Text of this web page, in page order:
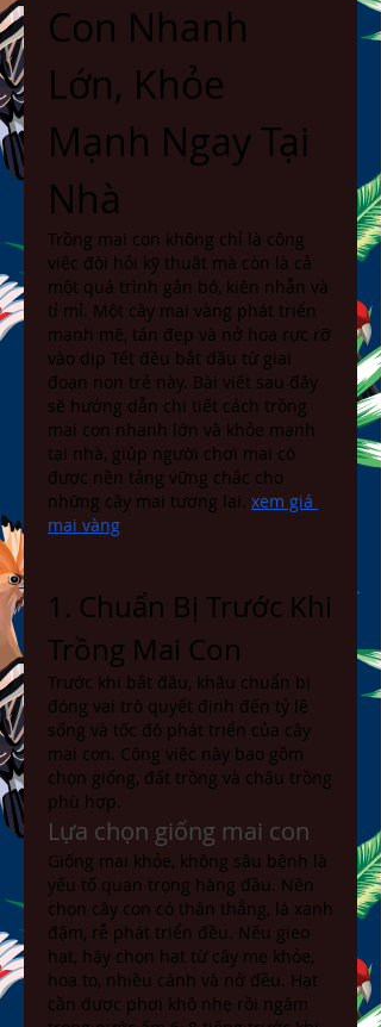
Con Nhanh
Lớn, Khỏe
Mạnh Ngay Tại
Nhà
Trồng mai con không chỉ là công
việc đòi hỏi kỹ thuật mà còn là cả
một quá trình gắn bó, kiên nhẫn và
tỉ mỉ. Một cây mai vàng phát triển
mạnh mẽ, tán đẹp và nở hoa rực rỡ
vào dịp Tết đều bắt đầu từ giai
đoạn non trẻ này. Bài viết sau đây
sẽ hướng dẫn chi tiết cách trồng
mai con nhanh lớn và khỏe mạnh
tại nhà, giúp người chơi mai có
được nền tảng vững chắc cho
những cây mai tương lai. xem giá
mai vàng
1. Chuẩn Bị Trước Khi
Trồng Mai Con
Trước khi bắt đầu, khâu chuẩn bị
đóng vai trò quyết định đến tỷ lệ
sống và tốc độ phát triển của cây
mai con. Công việc này bao gồm
chọn giống, đất trồng và chậu trồng
phù hợp.
Lựa chọn giống mai con
Giống mai khỏe, không sâu bệnh là
yếu tố quan trọng hàng đầu. Nên
chọn cây con có thân thẳng, lá xanh
đậm, rễ phát triển đều. Nếu gieo
hạt, hãy chọn hạt từ cây mẹ khỏe,
hoa to, nhiều cánh và nở đều. Hạt
cần được phơi khô nhẹ rồi ngâm